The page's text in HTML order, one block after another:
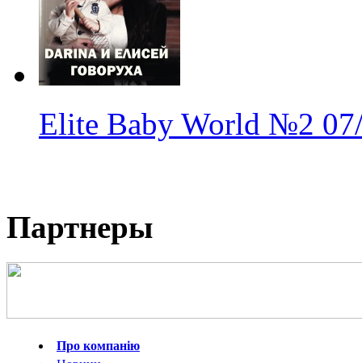
Elite Baby World №2
Партнеры
Про компанію